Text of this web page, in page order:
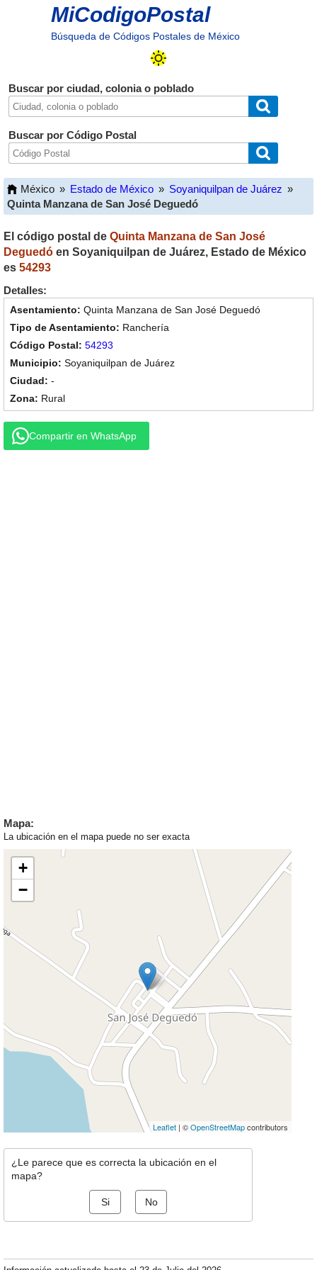
MiCodigoPostal
Búsqueda de Códigos Postales de México
Buscar por ciudad, colonia o poblado
Buscar por Código Postal
México » Estado de México » Soyaniquilpan de Juárez »
Quinta Manzana de San José Deguedó
El código postal de Quinta Manzana de San José
Deguedó en Soyaniquilpan de Juárez, Estado de México
es 54293
Detalles:
Quinta Manzana de San José Deguedó
Ranchería
54293
Soyaniquilpan de Juárez
-
Rural
Compartir en WhatsApp
Mapa:
La ubicación en el mapa puede no ser exacta
+
−
Leaflet | ©OpenStreetMapcontributors
¿Le parece que es correcta la ubicación en el
mapa?
Si No